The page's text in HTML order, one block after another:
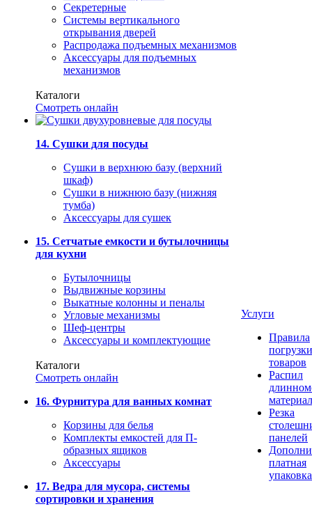
Секретерные
Системы вертикального
открывания дверей
Распродажа подъемных механизмов
Аксессуары для подъемных
механизмов
Каталоги
Смотреть онлайн
14. Сушки для посуды
Сушки в верхнюю базу (верхний
шкаф)
Сушки в нижнюю базу (нижняя
тумба)
Аксессуары для сушек
15. Сетчатые емкости и бутылочницы
для кухни
Бутылочницы
Выдвижные корзины
Выкатные колонны и пеналы
Угловые механизмы
Шеф-центры
Аксессуары и комплектующие
Каталоги
Смотреть онлайн
16. Фурнитура для ванных комнат
Корзины для белья
Комплекты емкостей для П-
образных ящиков
Аксессуары
17. Ведра для мусора, системы
сортировки и хранения
Услуги
Правила
погрузки
товаров
Распил
Резка
панелей
платная
упаковка